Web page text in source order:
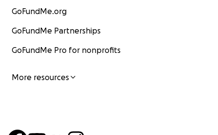
GoFundMe.org
GoFundMe Partnerships
GoFundMe Pro for nonprofits
More resources